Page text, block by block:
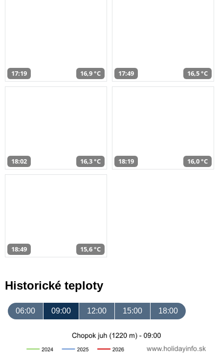
17:19 16,9 °C 17:49 16,5 °C
18:02 16,3 °C 18:19 16,0 °C
18:49 15,6 °C
Historické teploty
06:00 09:00 12:00 15:00 18:00